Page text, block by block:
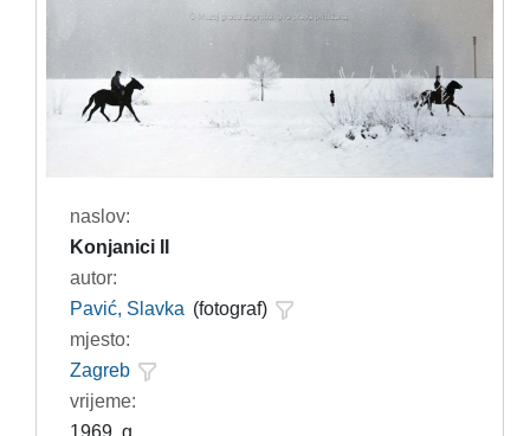
naslov:
Konjanici II
autor:
Pavić, Slavka (fotograf)
mjesto:
Zagreb
vrijeme: